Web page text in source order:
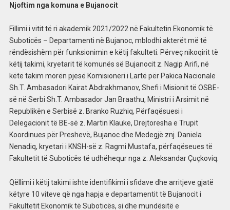
Njoftim nga komuna e Bujanocit
Fillimi i vitit të ri akademik 2021/2022 në Fakultetin Ekonomik të
Suboticës – Departamenti në Bujanoc, mblodhi akterët më të
rëndësishëm për funksionimin e këtij fakulteti. Përveç nikoqirit të
këtij takimi, kryetarit të komunës së Bujanocit z. Nagip Arifi, në
këtë takim morën pjesë Komisioneri i Lartë për Pakica Nacionale
Sh.T. Ambasadori Kairat Abdrakhmanov, Shefi i Misionit të OSBE-
së në Serbi Sh.T. Ambasador Jan Braathu, Ministri i Arsimit në
Republikën e Serbisë z. Branko Ruzhiq, Përfaqësuesi i
Delegacionit të BE-së z. Martin Klauke, Drejtoresha e Trupit
Koordinues për Preshevë, Bujanoc dhe Medegjë znj. Daniela
Nenadiq, kryetari i KNSH-së z. Ragmi Mustafa, përfaqëseues të
Fakultetit të Suboticës të udhëhequr nga z. Aleksandar Çuçkoviq.
Qëllimi i këtij takimi ishte identifikimi i sfidave dhe arritjeve gjatë
këtyre 10 viteve që nga hapja e departamentit të Bujanocit i
Fakultetit Ekonomik të Suboticës, si dhe mundësitë e